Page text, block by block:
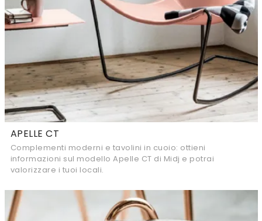
APELLE CT
Complementi moderni e tavolini in cuoio: ottieni
informazioni sul modello Apelle CT di Midj e potrai
valorizzare i tuoi locali.